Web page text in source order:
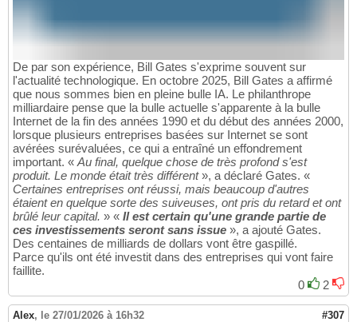
De par son expérience, Bill Gates s'exprime souvent sur
l'actualité technologique. En octobre 2025, Bill Gates a affirmé
que nous sommes bien en pleine bulle IA. Le philanthrope
milliardaire pense que la bulle actuelle s'apparente à la bulle
Internet de la fin des années 1990 et du début des années 2000,
lorsque plusieurs entreprises basées sur Internet se sont
avérées surévaluées, ce qui a entraîné un effondrement
important. « Au final, quelque chose de très profond s'est
produit. Le monde était très différent», a déclaré Gates. «
Certaines entreprises ont réussi, mais beaucoup d'autres
étaient en quelque sorte des suiveuses, ont pris du retard et ont
brûlé leur capital. » « Il est certain qu'une grande partie de
ces investissements seront sans issue », a ajouté Gates.
Des centaines de milliards de dollars vont être gaspillé.
Parce qu'ils ont été investit dans des entreprises qui vont faire
faillite.
0
2
Alex, le 27/01/2026 à 16h32 #307